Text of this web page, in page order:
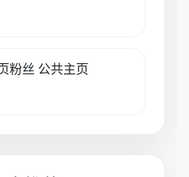
粉丝 公共主页